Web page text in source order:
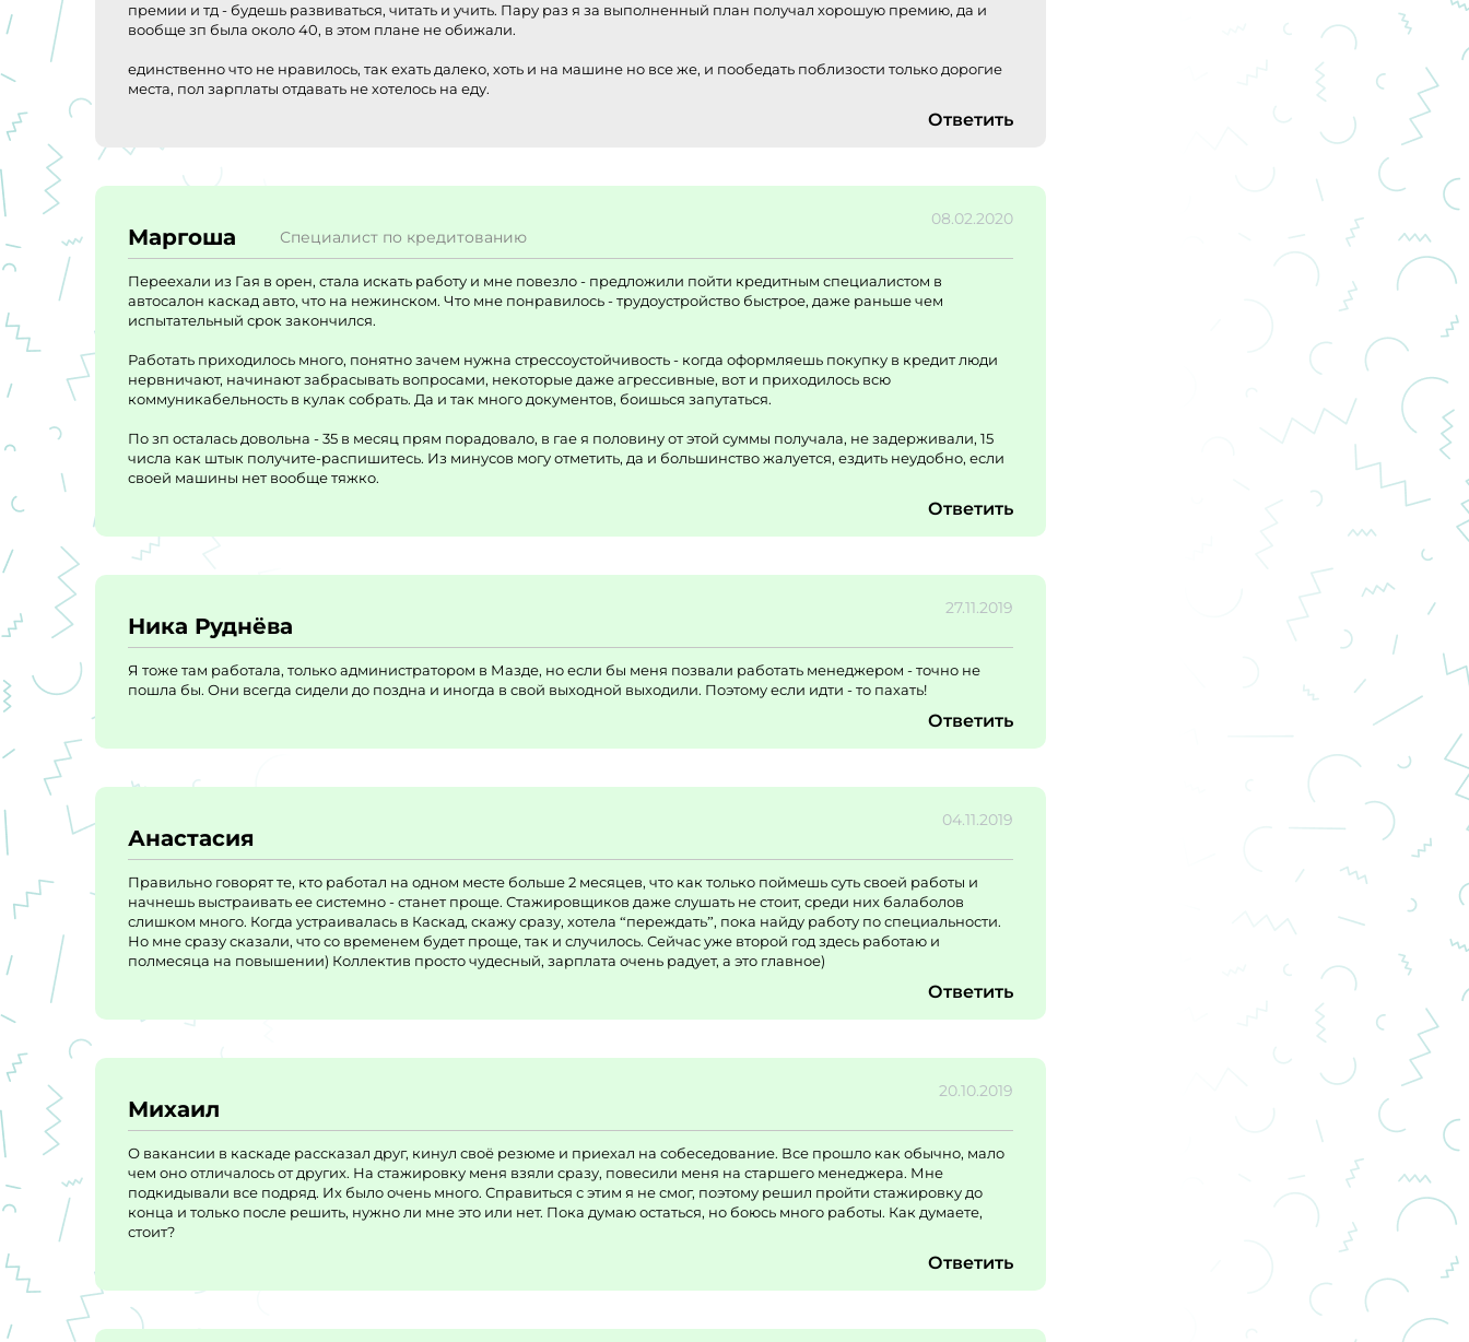
премии и тд - будешь развиваться, читать и учить. Пару раз я за выполненный план получал хорошую премию, да и
вообще зп была около 40, в этом плане не обижали.
единственно что не нравилось, так ехать далеко, хоть и на машине но все же, и пообедать поблизости только дорогие
места, пол зарплаты отдавать не хотелось на еду.
Ответить
08.02.2020
Маргоша Специалист по кредитованию
Переехали из Гая в орен, стала искать работу и мне повезло - предложили пойти кредитным специалистом в
автосалон каскад авто, что на нежинском. Что мне понравилось - трудоустройство быстрое, даже раньше чем
испытательный срок закончился.
Работать приходилось много, понятно зачем нужна стрессоустойчивость - когда оформляешь покупку в кредит люди
нервничают, начинают забрасывать вопросами, некоторые даже агрессивные, вот и приходилось всю
коммуникабельность в кулак собрать. Да и так много документов, боишься запутаться.
По зп осталась довольна - 35 в месяц прям порадовало, в гае я половину от этой суммы получала, не задерживали, 15
числа как штык получите-распишитесь. Из минусов могу отметить, да и большинство жалуется, ездить неудобно, если
своей машины нет вообще тяжко.
Ответить
27.11.2019
Ника Руднёва
Я тоже там работала, только администратором в Мазде, но если бы меня позвали работать менеджером - точно не
пошла бы. Они всегда сидели до поздна и иногда в свой выходной выходили. Поэтому если идти - то пахать!
Ответить
04.11.2019
Анастасия
Правильно говорят те, кто работал на одном месте больше 2 месяцев, что как только поймешь суть своей работы и
начнешь выстраивать ее системно - станет проще. Стажировщиков даже слушать не стоит, среди них балаболов
слишком много. Когда устраивалась в Каскад, скажу сразу, хотела “переждать”, пока найду работу по специальности.
Но мне сразу сказали, что со временем будет проще, так и случилось. Сейчас уже второй год здесь работаю и
полмесяца на повышении) Коллектив просто чудесный, зарплата очень радует, а это главное)
Ответить
20.10.2019
Михаил
О вакансии в каскаде рассказал друг, кинул своё резюме и приехал на собеседование. Все прошло как обычно, мало
чем оно отличалось от других. На стажировку меня взяли сразу, повесили меня на старшего менеджера. Мне
подкидывали все подряд. Их было очень много. Справиться с этим я не смог, поэтому решил пройти стажировку до
конца и только после решить, нужно ли мне это или нет. Пока думаю остаться, но боюсь много работы. Как думаете,
стоит?
Ответить